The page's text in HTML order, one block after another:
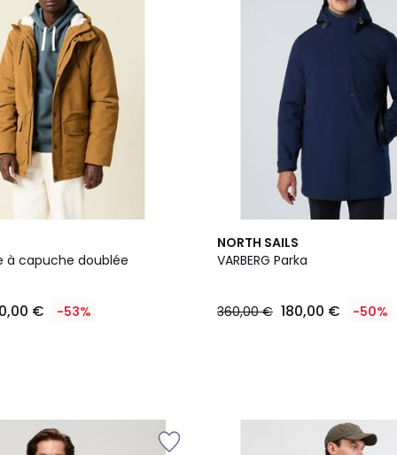
à capuche doublée
€ -53%
NORTH SAILS
VARBERG Parka
360,00 € 180,00 € -50%
2
Couleurs